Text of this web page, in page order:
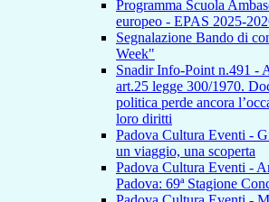
Programma Scuola
europeo - EPAS 2025-
Segnalazione Bando di
Week"
Snadir Info-Point n.491 -
art.25 legge 300/1970.
politica perde ancora
loro diritti
Padova Cultura Eventi -
un viaggio, una scoperta
Padova Cultura Eventi -
Padova: 69ª Stagione